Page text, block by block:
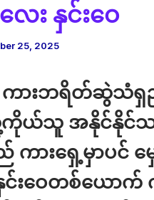
း နှင်းဝေ
25, 2025
ကားဘရိတ်ဆွဲသံရှ
ယ်သူ အနိုင်နိုင်သ
ားရှေ့မှာပင် မှ
းဝေတစ်ယောက်